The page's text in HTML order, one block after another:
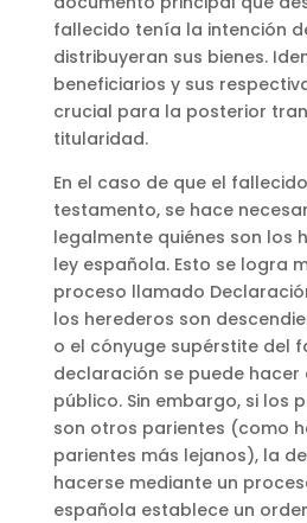
fallecido tenía la intención
distribuyeran sus bienes.
beneficiarios y sus
crucial para la posterior
titularidad.
En el caso de que el
testamento, se hace
legalmente quiénes son los
ley española. Esto se logra
proceso llamado
los herederos son
o el cónyuge supérstite del
declaración se puede hacer
público. Sin embargo, si los
son otros parientes (como
parientes más lejanos), la
hacerse mediante un
española establece un